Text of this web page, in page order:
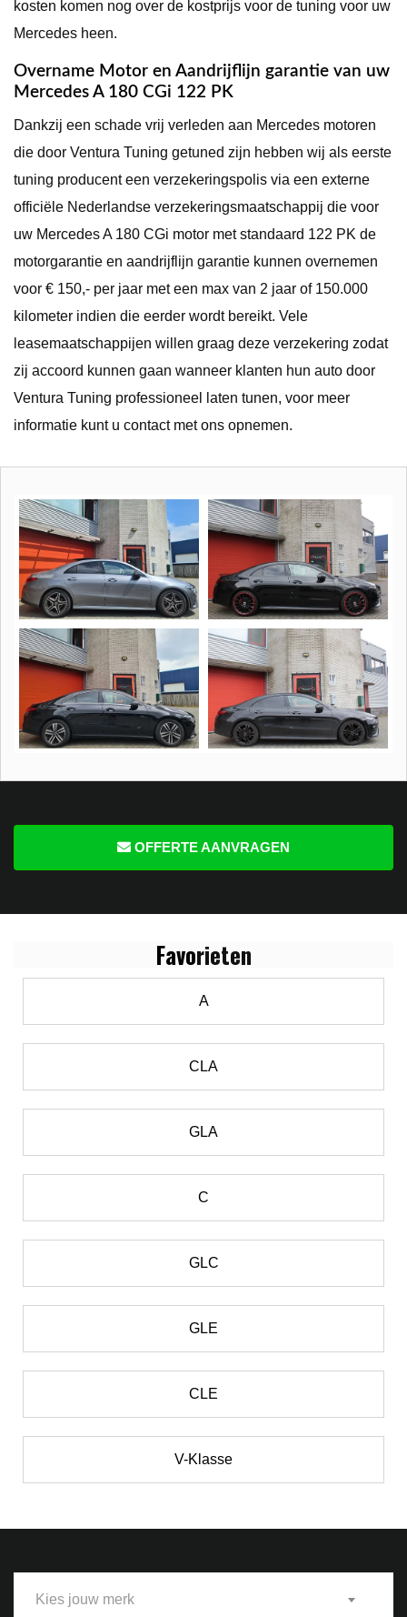
kosten komen nog over de kostprijs voor de tuning voor uw
Mercedes heen.
Overname Motor en Aandrijflijn garantie van uw
Mercedes A 180 CGi 122 PK
Dankzij een schade vrij verleden aan Mercedes motoren
die door Ventura Tuning getuned zijn hebben wij als eerste
tuning producent een verzekeringspolis via een externe
officiële Nederlandse verzekeringsmaatschappij die voor
uw Mercedes A 180 CGi motor met standaard 122 PK de
motorgarantie en aandrijflijn garantie kunnen overnemen
voor € 150,- per jaar met een max van 2 jaar of 150.000
kilometer indien die eerder wordt bereikt. Vele
leasemaatschappijen willen graag deze verzekering zodat
zij accoord kunnen gaan wanneer klanten hun auto door
Ventura Tuning professioneel laten tunen, voor meer
informatie kunt u contact met ons opnemen.
OFFERTE AANVRAGEN
Favorieten
A
CLA
GLA
C
GLC
GLE
CLE
V-Klasse
Kies jouw merk